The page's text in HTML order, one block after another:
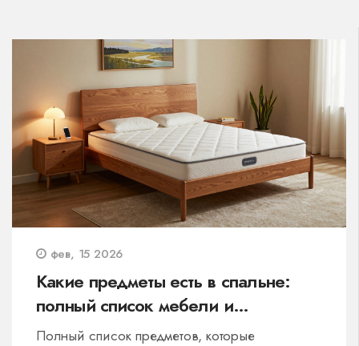
фев, 15 2026
Какие предметы есть в спальне:
полный список мебели и
аксессуаров
Полный список предметов, которые